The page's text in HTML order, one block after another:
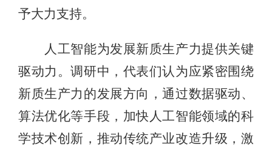
予大力支持。
人工智能为发展新质生产力提供关键
驱动力。调研中，代表们认为应紧密围绕
新质生产力的发展方向，通过数据驱动、
算法优化等手段，加快人工智能领域的科
学技术创新，推动传统产业改造升级，激